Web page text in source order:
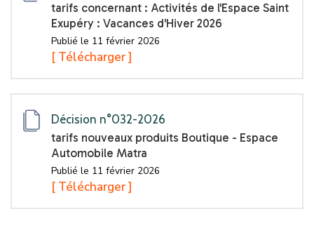
tarifs concernant : Activités de l'Espace Saint
Exupéry : Vacances d'Hiver 2026
Publié le 11 février 2026
[ Télécharger ]
Décision n°032-2026
tarifs nouveaux produits Boutique - Espace
Automobile Matra
Publié le 11 février 2026
[ Télécharger ]